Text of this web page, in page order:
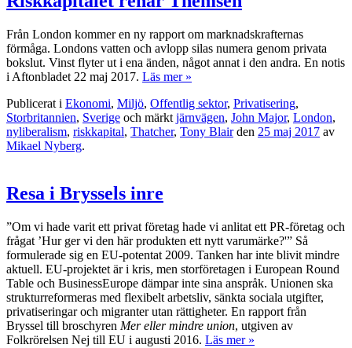
Från London kommer en ny rapport om marknadskrafternas
förmåga. Londons vatten och avlopp silas numera genom privata
bokslut. Vinst flyter ut i ena änden, något annat i den andra. En notis
i Aftonbladet 22 maj 2017. Läs mer »
Publicerat i Ekonomi, Miljö, Offentlig sektor, Privatisering,
Storbritannien, Sverige och märkt järnvägen, John Major, London,
nyliberalism, riskkapital, Thatcher, Tony Blairden 25 maj 2017 av
Mikael Nyberg.
Resa i Bryssels inre
”Om vi hade varit ett privat företag hade vi anlitat ett PR-företag och
frågat ’Hur ger vi den här produkten ett nytt varumärke?'” Så
formulerade sig en EU-potentat 2009. Tanken har inte blivit mindre
aktuell. EU-projektet är i kris, men storföretagen i European Round
Table och BusinessEurope dämpar inte sina anspråk. Unionen ska
strukturreformeras med flexibelt arbetsliv, sänkta sociala utgifter,
privatiseringar och migranter utan rättigheter. En rapport från
Bryssel till broschyren Mer eller mindre union, utgiven av
Folkrörelsen Nej till EU i augusti 2016. Läs mer »